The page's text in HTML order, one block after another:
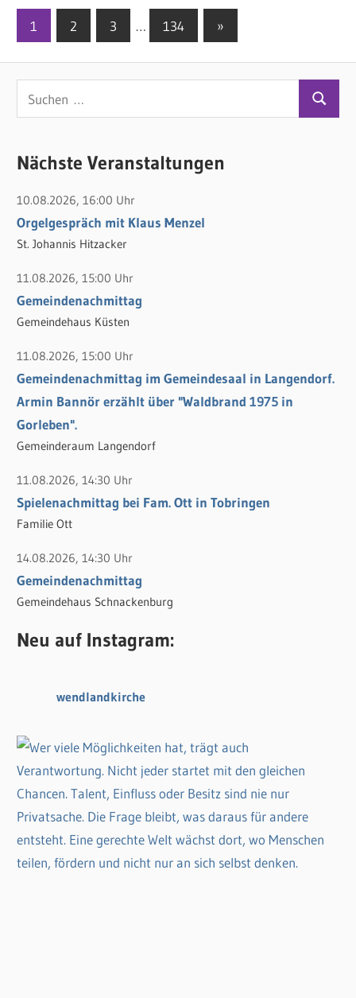
Seitennummerierung
der
Beiträge
1 2 3 … 134
Nächste
»
u
h
n
n
a
c
h
:
Nächste Veranstaltungen
10.08.2026, 16:00 Uhr
Orgelgespräch mit Klaus Menzel
St. Johannis Hitzacker
11.08.2026, 15:00 Uhr
Gemeindenachmittag
Gemeindehaus Küsten
11.08.2026, 15:00 Uhr
Gemeindenachmittag im Gemeindesaal in Langendorf.
Armin Bannör erzählt über "Waldbrand 1975 in
Gorleben".
Gemeinderaum Langendorf
11.08.2026, 14:30 Uhr
Spielenachmittag bei Fam. Ott in Tobringen
Familie Ott
14.08.2026, 14:30 Uhr
Gemeindenachmittag
Gemeindehaus Schnackenburg
Neu auf Instagram:
wendlandkirche